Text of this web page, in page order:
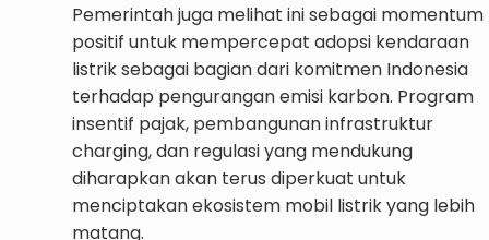
Pemerintah juga melihat ini sebagai momentum
positif untuk mempercepat adopsi kendaraan
listrik sebagai bagian dari komitmen Indonesia
terhadap pengurangan emisi karbon. Program
insentif pajak, pembangunan infrastruktur
charging, dan regulasi yang mendukung
diharapkan akan terus diperkuat untuk
menciptakan ekosistem mobil listrik yang lebih
matang.